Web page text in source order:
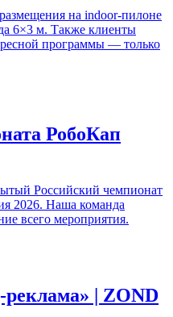
на indoor-пилоне
6×3 м. Также клиенты
программы — только
РобоКап
Российский чемпионат
2026. Наша команда
всего мероприятия.
| ZOND